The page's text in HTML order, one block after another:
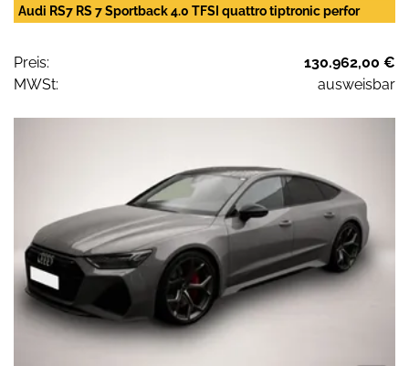
Audi RS7 RS 7 Sportback 4.0 TFSI quattro tiptronic perfor
Preis:
130.962,00 €
MWSt:
ausweisbar